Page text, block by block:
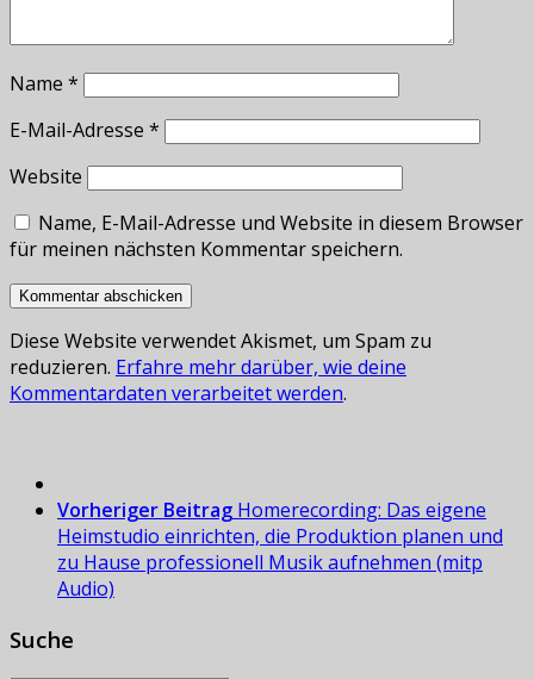
Name *
E-Mail-Adresse *
Website
Name, E-Mail-Adresse und Website in diesem Browser
für meinen nächsten Kommentar speichern.
Diese Website verwendet Akismet, um Spam zu
reduzieren. Erfahre mehr darüber, wie deine
Kommentardaten verarbeitet werden.
Vorheriger Beitrag Homerecording: Das eigene
Heimstudio einrichten, die Produktion planen und
zu Hause professionell Musik aufnehmen (mitp
Audio)
Suche